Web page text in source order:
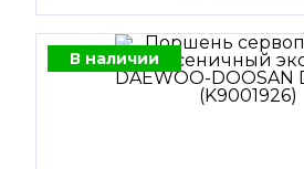
В наличии